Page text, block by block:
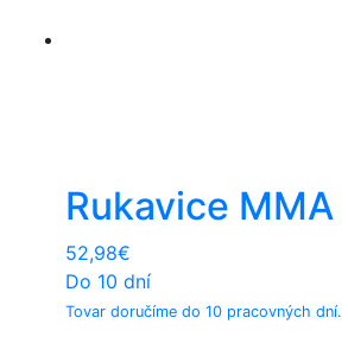
Rukavice MMA
52,98€
Do 10 dní
Tovar doručíme do 10 pracovných dní.